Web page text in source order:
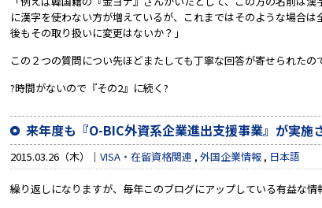
に漢字を使わない方が増えているが、これまではそのような場合
後もその取り扱いに変更はないか？」
この２つの質問につい先ほどまたしても丁寧な回答が寄せられたの
?時間がないので『その2』に続く?
来年度も『O-BIC外資系企業進出支援事業』が実施
2015.03.26（木） VISA・在留資格関連 , 外国企業情報 , 日本語
繰り返しになりますが、毎年このブログにアップしている有益な情